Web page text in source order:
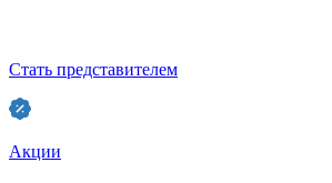
Стать представителем
Акции